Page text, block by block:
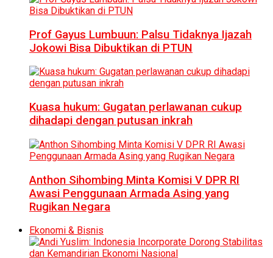
Prof Gayus Lumbuun: Palsu Tidaknya Ijazah
Jokowi Bisa Dibuktikan di PTUN
Kuasa hukum: Gugatan perlawanan cukup
dihadapi dengan putusan inkrah
Anthon Sihombing Minta Komisi V DPR RI
Awasi Penggunaan Armada Asing yang
Rugikan Negara
Ekonomi & Bisnis